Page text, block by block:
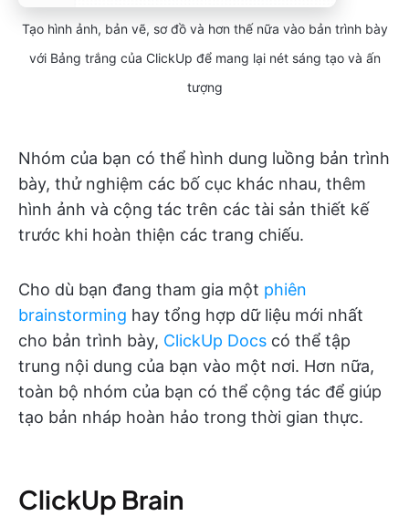
Tạo hình ảnh, bản vẽ, sơ đồ và hơn thế nữa vào bản trình bày
với Bảng trắng của ClickUp để mang lại nét sáng tạo và ấn
tượng
Nhóm của bạn có thể hình dung luồng bản trình
bày, thử nghiệm các bố cục khác nhau, thêm
hình ảnh và cộng tác trên các tài sản thiết kế
trước khi hoàn thiện các trang chiếu.
Cho dù bạn đang tham gia một phiên
brainstorming hay tổng hợp dữ liệu mới nhất
cho bản trình bày, ClickUp Docs có thể tập
trung nội dung của bạn vào một nơi. Hơn nữa,
toàn bộ nhóm của bạn có thể cộng tác để giúp
tạo bản nháp hoàn hảo trong thời gian thực.
ClickUp Brain